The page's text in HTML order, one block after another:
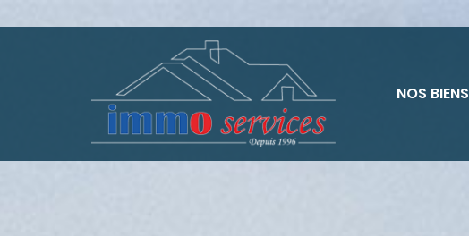
NOS BIENS